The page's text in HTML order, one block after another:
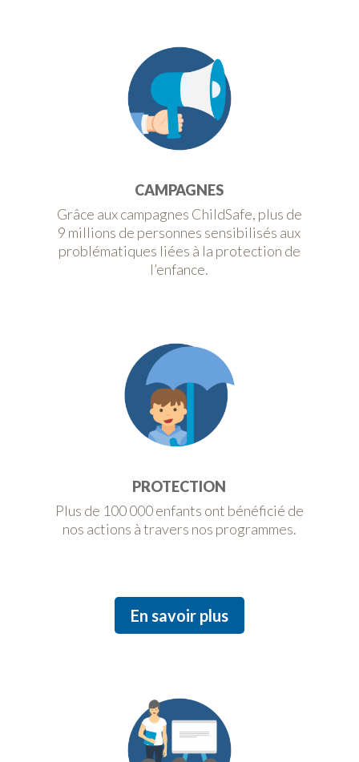
CAMPAGNES
Grâce aux campagnes ChildSafe, plus de
9 millions de personnes sensibilisés aux
problématiques liées à la protection de
l’enfance.
PROTECTION
Plus de 100 000 enfants ont bénéficié de
nos actions à travers nos programmes.
En savoir plus